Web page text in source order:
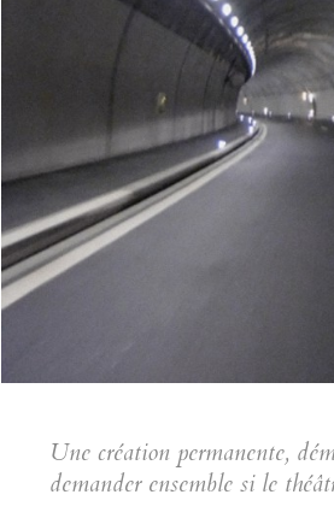
Une création permanente,
demander ensemble si le